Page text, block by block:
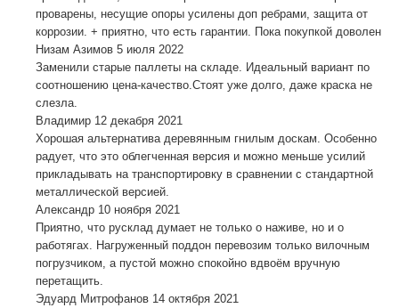
проварены, несущие опоры усилены доп ребрами, защита от
коррозии. + приятно, что есть гарантии. Пока покупкой доволен
Низам Азимов 5 июля 2022
Заменили старые паллеты на складе. Идеальный вариант по
соотношению цена-качество.Стоят уже долго, даже краска не
слезла.
Владимир 12 декабря 2021
Хорошая альтернатива деревянным гнилым доскам. Особенно
радует, что это облегченная версия и можно меньше усилий
прикладывать на транспортировку в сравнении с стандартной
металлической версией.
Александр 10 ноября 2021
Приятно, что русклад думает не только о наживе, но и о
работягах. Нагруженный поддон перевозим только вилочным
погрузчиком, а пустой можно спокойно вдвоём вручную
перетащить.
Эдуард Митрофанов 14 октября 2021